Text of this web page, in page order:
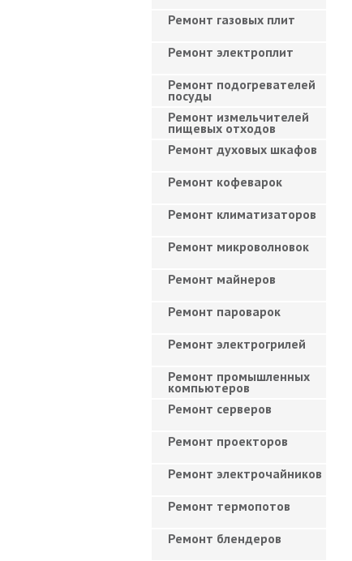
Ремонт газовых плит
Ремонт электроплит
Ремонт подогревателей
посуды
Ремонт измельчителей
пищевых отходов
Ремонт духовых шкафов
Ремонт кофеварок
Ремонт климатизаторов
Ремонт микроволновок
Ремонт майнеров
Ремонт пароварок
Ремонт электрогрилей
Ремонт промышленных
компьютеров
Ремонт серверов
Ремонт проекторов
Ремонт электрочайников
Ремонт термопотов
Ремонт блендеров